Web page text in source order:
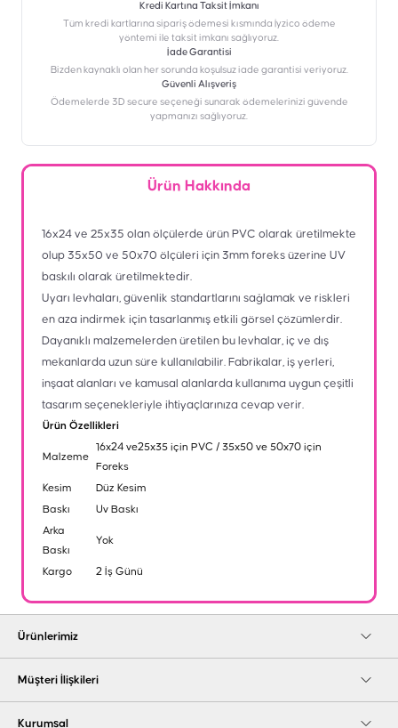
Kredi Kartına Taksit İmkanı
‎Tüm kredi kartlarına sipariş ödemesi kısmında İyzico ödeme
yöntemi ile taksit imkanı sağlıyoruz.
İade Garantisi
Bizden kaynaklı olan her sorunda koşulsuz iade garantisi veriyoruz.
Güvenli Alışveriş
Ödemelerde 3D secure seçeneği sunarak ödemelerinizi güvende
yapmanızı sağlıyoruz.
Ürün Hakkında
16x24 ve 25x35 olan ölçülerde ürün PVC olarak üretilmekte
olup 35x50 ve 50x70 ölçüleri için 3mm foreks üzerine UV
baskılı olarak üretilmektedir.
Uyarı levhaları, güvenlik standartlarını sağlamak ve riskleri
en aza indirmek için tasarlanmış etkili görsel çözümlerdir.
Dayanıklı malzemelerden üretilen bu levhalar, iç ve dış
mekanlarda uzun süre kullanılabilir. Fabrikalar, iş yerleri,
inşaat alanları ve kamusal alanlarda kullanıma uygun çeşitli
tasarım seçenekleriyle ihtiyaçlarınıza cevap verir.
Ürün Özellikleri
Malzeme
16x24 ve25x35 için PVC / 35x50 ve 50x70 için
Foreks
Kesim
Düz Kesim
Baskı
Uv Baskı
Arka
Baskı
Yok
Kargo 2 İş Günü
Ürünlerimiz
Müşteri İlişkileri
Kurumsal